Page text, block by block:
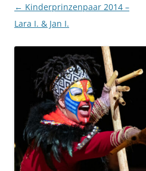
Beitragsnavigation
← Kinderprinzenpaar 2014 –
Lara I. & Jan I.